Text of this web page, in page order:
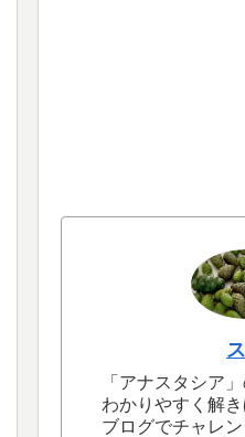
「アナスタシア
わかりやすく解
ブログでチャレン